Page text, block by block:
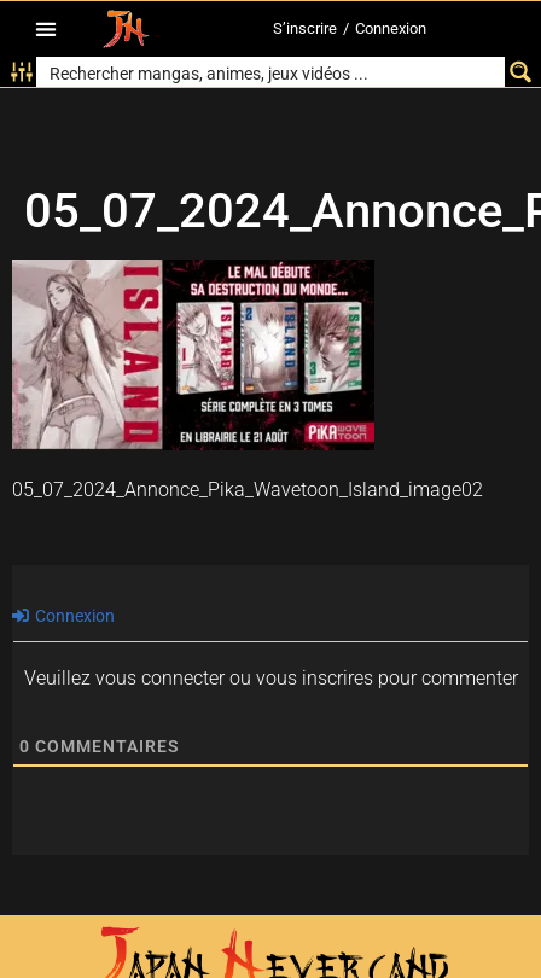
S’inscrire / Connexion
05_07_2024_Annonce_Pika_Wavetoon_Island_image02
Connexion
Veuillez vous connecter ou vous inscrires pour commenter
0 COMMENTAIRES